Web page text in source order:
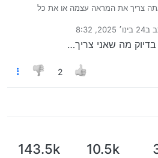
צריך את המראה עצמה או את כל
הבסיס והחיווט רק המראת זכוכית שבורה
לבוא לקחת אני מירושלים תוכל ליצור
ב24 בינו׳ 2025, 8:32
לאחרונה על ידי
מה שאני צריך…
2
10.5k
143.5k